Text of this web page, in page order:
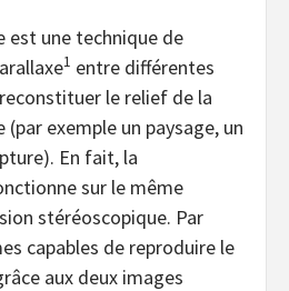
une technique de
1 entre différentes
le relief de la
exemple un paysage, un
En fait, la
sur le même
stéréoscopique. Par
capables de reproduire le
aux deux images